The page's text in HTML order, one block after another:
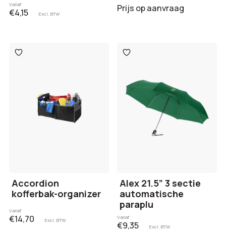
Vanaf
€4,15 Excl. BTW
Prijs op aanvraag
Toevoegen
aan
Accordion
kofferbak-organizer
Vanaf
€14,70 Excl. BTW
Toevoegen
aan
Alex 21.5” 3 sectie
automatische
paraplu
Vanaf
€9,35 Excl. BTW